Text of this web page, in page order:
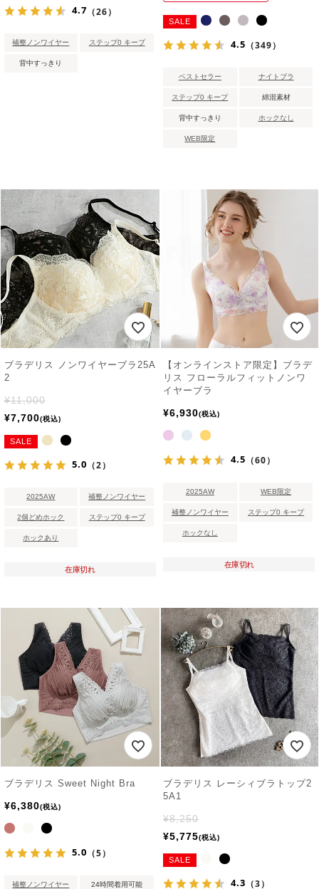
4.7 （26）
補整ノンワイヤー ステップ0 キープ
背中すっきり
SALE
4.5 （349）
ベストセラー ナイトブラ
ステップ0 キープ 綿混素材
背中すっきり ホックなし
WEB限定
ブラデリス ノンワイヤーブラ25A
2
¥11,000
¥7,700 税込
SALE
5.0 （2）
2025AW 補整ノンワイヤー
2個どめホック ステップ0 キープ
ホックあり
在庫切れ
【オンラインストア限定】ブラデ
リス フローラルフィットノンワ
イヤーブラ
¥6,930 税込
4.5 （60）
2025AW WEB限定
補整ノンワイヤー ステップ0 キープ
ホックなし
在庫切れ
ブラデリス Sweet Night Bra
¥6,380 税込
5.0 （5）
補整ノンワイヤー 24時間着用可能
ブラデリス レーシィブラトップ2
5A1
¥8,250
¥5,775 税込
SALE
4.3 （3）